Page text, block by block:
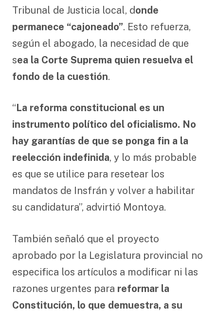
Tribunal de Justicia local, donde
permanece “cajoneado”. Esto refuerza,
según el abogado, la necesidad de que
sea la Corte Suprema quien resuelva el
fondo de la cuestión.
“La reforma constitucional es un
instrumento político del oficialismo. No
hay garantías de que se ponga fin a la
reelección indefinida, y lo más probable
es que se utilice para resetear los
mandatos de Insfrán y volver a habilitar
su candidatura”, advirtió Montoya.
También señaló que el proyecto
aprobado por la Legislatura provincial no
especifica los artículos a modificar ni las
razones urgentes para reformar la
Constitución, lo que demuestra, a su